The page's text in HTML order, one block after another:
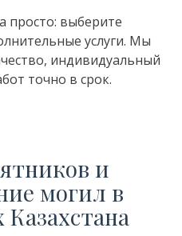
просто: выберите
услуги. Мы
индивидуальный
точно в срок.
и
могил в
Казахстана